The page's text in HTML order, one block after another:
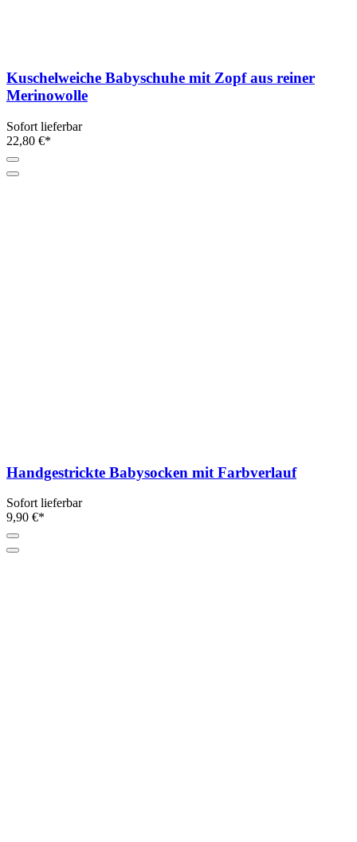
Kuschelweiche Babyschuhe mit Zopf aus reiner
Merinowolle
Sofort lieferbar
22,80 €*
Handgestrickte Babysocken mit Farbverlauf
Sofort lieferbar
9,90 €*